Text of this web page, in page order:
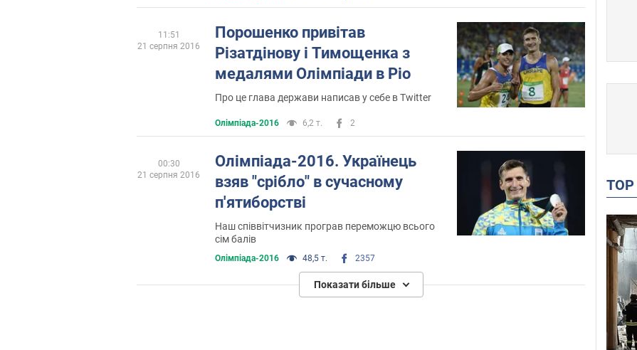
Порошенко привітав
Різатдінову і Тимощенка з
медалями Олімпіади в Ріо
Про це глава держави написав у себе в Twitter
Олімпіада-2016 6,2 т. 2
11:51
21 серпня 2016
Олімпіада-2016. Українець
взяв "срібло" в сучасному
п'ятиборстві
Наш співвітчизник програв переможцю всього
сім балів
Олімпіада-2016 48,5 т. 2357
00:30
21 серпня 2016
Показати більше